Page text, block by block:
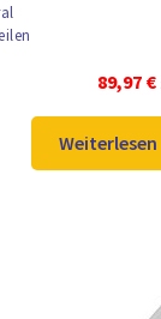
Preis
war:
106,98 €
89,97 €
Weiterlesen